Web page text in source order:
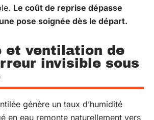
Le coût de reprise dépasse
pose soignée dès le départ.
et ventilation de
invisible sous
génère un taux d’humidité
en eau remonte naturellement vers